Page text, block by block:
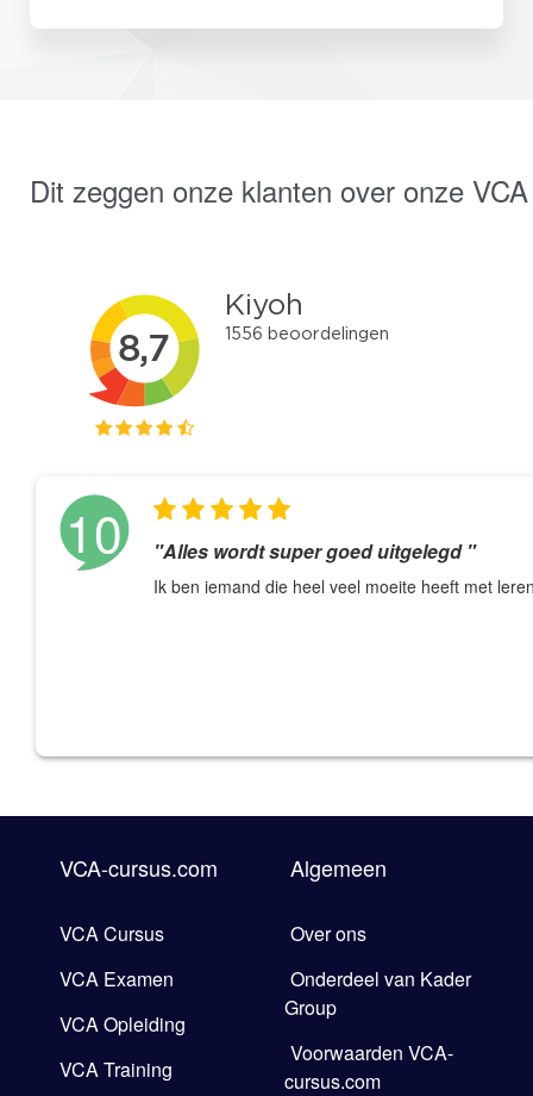
Dit zeggen onze klanten over onze
10 "Alles wordt super goed uitgelegd "
Ik ben iemand die heel veel moeite heeft met
VCA-cursus.com
VCA Cursus
VCA Examen
VCA Opleiding
VCA Training
Algemeen
Over ons
Onderdeel van Kader
Group
Voorwaarden VCA-
cursus.com